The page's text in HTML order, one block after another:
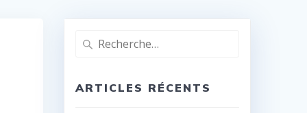
Recherche
ARTICLES RÉCENTS